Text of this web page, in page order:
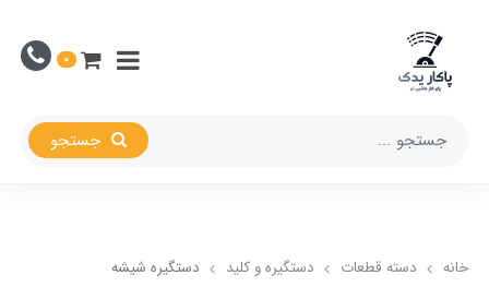
0
خانه دسته قطعات دستگیره و کلید دستگیره شیشه